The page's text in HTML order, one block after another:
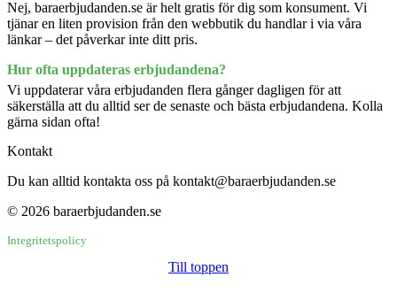
Nej, baraerbjudanden.se är helt gratis för dig som konsument. Vi
tjänar en liten provision från den webbutik du handlar i via våra
länkar – det påverkar inte ditt pris.
Hur ofta uppdateras erbjudandena?
Vi uppdaterar våra erbjudanden flera gånger dagligen för att
säkerställa att du alltid ser de senaste och bästa erbjudandena. Kolla
gärna sidan ofta!
Kontakt
Du kan alltid kontakta oss på kontakt@baraerbjudanden.se
© 2026 baraerbjudanden.se
Integritetspolicy
Till toppen